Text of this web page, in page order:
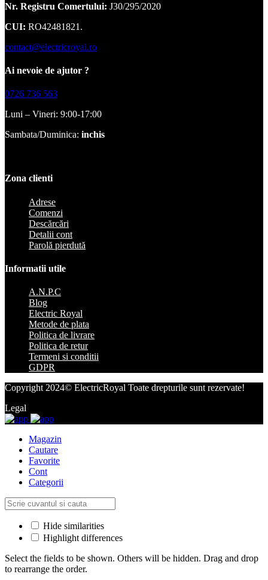
Nr. Registru Comertului: J30/295/2020
CUI: RO42481821.
contact@electricroyal.ro
Ai nevoie de ajutor ?
0726 736 563
Luni – Vineri: 9:00-17:00
Sambata/Duminica: inchis
Zona clienti
Adrese
Comenzi
Descărcări
Detalii cont
Parolă pierdută
Informatii utile
A.N.P.C
Blog
Electric Royal
Metode de plata
Politica de livrare
Politica de retur
Termeni si conditii
GDPR
Copyright 2024© ElectricRoyal Toate drepturile sunt rezervate!
Legal
Magazin
Cautare
Favorite
Cont
Categorii
Hide similarities
Highlight differences
Select the fields to be shown. Others will be hidden. Drag and drop
to rearrange the order.